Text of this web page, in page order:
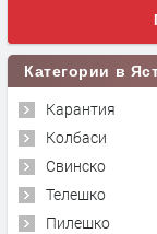
Карантия
Колбаси
Свинско
Телешко
Пилешко